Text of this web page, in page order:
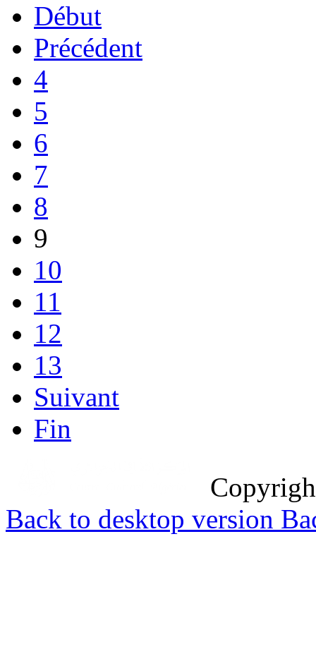
Début
Précédent
4
5
6
7
8
9
10
11
12
13
Suivant
Fin
Back to desktop version